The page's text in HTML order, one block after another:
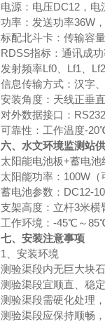
电源：电压DC12，电
功率：发送功率36W
标配北斗卡：传输容
RDSS指标：通讯成
发射频率Lf0、Lf1、
信息传输方式：汉字
安装角度：天线正垂
对外数据接口：
可靠性：工作温度-
六、水文环境监测站
太阳能电池板+蓄电池
太阳能功率：100W（
蓄电池参数：DC12-
支架高度：立杆3米横
工作环境：-45℃～
七、安装注意事项
1、安装环境
测验渠段内无巨大块
测验渠段宜顺直、稳
测验渠段需硬化处理
测验渠段应保持顺畅